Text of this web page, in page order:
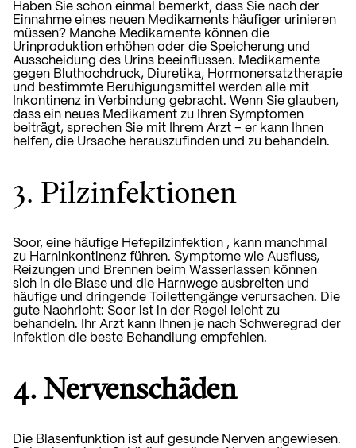
Haben Sie schon einmal bemerkt, dass Sie nach der
Einnahme eines neuen Medikaments häufiger urinieren
müssen? Manche Medikamente können die
Urinproduktion erhöhen oder die Speicherung und
Ausscheidung des Urins beeinflussen. Medikamente
gegen Bluthochdruck, Diuretika, Hormonersatztherapie
und bestimmte Beruhigungsmittel werden alle mit
Inkontinenz in Verbindung gebracht. Wenn Sie glauben,
dass ein neues Medikament zu Ihren Symptomen
beiträgt, sprechen Sie mit Ihrem Arzt – er kann Ihnen
helfen, die Ursache herauszufinden und zu behandeln.
3. Pilzinfektionen
Soor, eine häufige Hefepilzinfektion , kann manchmal
zu Harninkontinenz führen. Symptome wie Ausfluss,
Reizungen und Brennen beim Wasserlassen können
sich in die Blase und die Harnwege ausbreiten und
häufige und dringende Toilettengänge verursachen. Die
gute Nachricht: Soor ist in der Regel leicht zu
behandeln. Ihr Arzt kann Ihnen je nach Schweregrad der
Infektion die beste Behandlung empfehlen.
4. Nervenschäden
Die Blasenfunktion ist auf gesunde Nerven angewiesen.